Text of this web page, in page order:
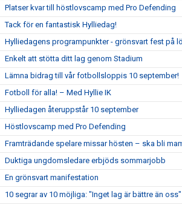
Platser kvar till höstlovscamp med Pro Defending
Tack för en fantastisk Hylliedag!
Hylliedagens programpunkter - grönsvart fest på
Enkelt att stötta ditt lag genom Stadium
Lämna bidrag till vår fotbollsloppis 10 september!
Fotboll för alla! – Med Hyllie IK
Hylliedagen återuppstår 10 september
Höstlovscamp med Pro Defending
Framträdande spelare missar hösten – ska bli
Duktiga ungdomsledare erbjöds sommarjobb
En grönsvart manifestation
10 segrar av 10 möjliga: "Inget lag är bättre än oss"